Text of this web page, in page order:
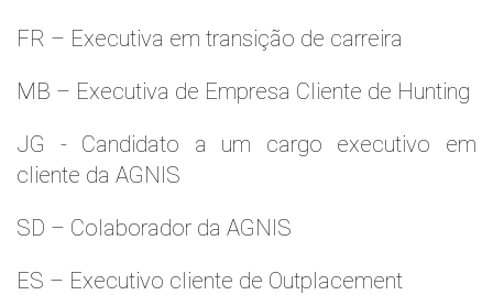
FR – Executiva em transição de carreira
MB – Executiva de Empresa Cliente de Hunting
JG - Candidato a um cargo executivo em
cliente da AGNIS
SD – Colaborador da AGNIS
ES – Executivo cliente de Outplacement